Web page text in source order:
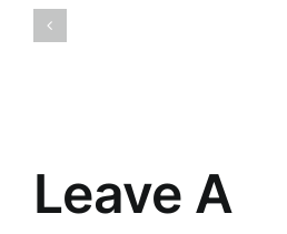
Leave A